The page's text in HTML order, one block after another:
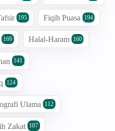
195 Fiqih Puasa 194
169 Halal-Haram 160
141
124
Ulama 112
Zakat 107